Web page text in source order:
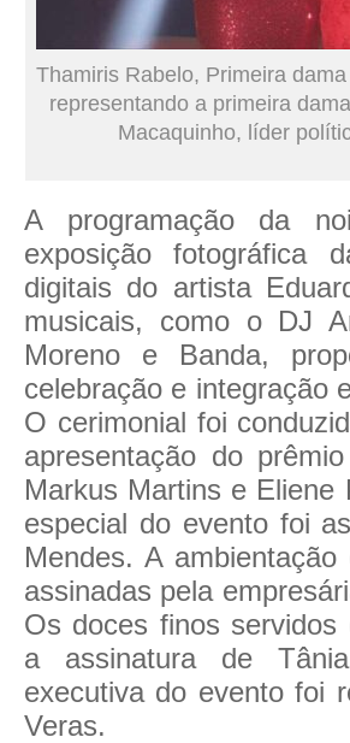
Thamiris Rabelo, Primeira
representando a primeira
Macaquinho, líder
A programação da
exposição fotográfica
digitais do artista
musicais, como o DJ
Moreno e Banda,
celebração e integração
O cerimonial foi
apresentação do
Markus Martins e Eliene
especial do evento foi
Mendes. A
assinadas pela
Os doces finos servidos
a assinatura de
executiva do evento foi
Veras.